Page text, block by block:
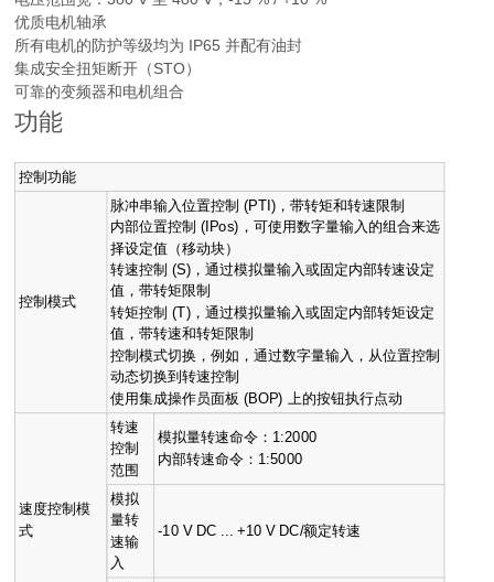
优质电机轴承
所有电机的防护等级均为 IP65 并配有油封
集成安全扭矩断开（STO）
可靠的变频器和电机组合
功能
控制功能
控制模式
脉冲串输入位置控制 (PTI)，带转矩和转速限制
内部位置控制 (IPos)，可使用数字量输入的组合来选
择设定值（移动块）
转速控制 (S)，通过模拟量输入或固定内部转速设定
值，带转矩限制
转矩控制 (T)，通过模拟量输入或固定内部转矩设定
值，带转速和转矩限制
控制模式切换，例如，通过数字量输入，从位置控制
动态切换到转速控制
使用集成操作员面板 (BOP) 上的按钮执行点动
速度控制模
式
转速
控制
范围
模拟量转速命令：1:2000
内部转速命令：1:5000
模拟
量转
速输
入
-10 V DC ... +10 V DC/额定转速